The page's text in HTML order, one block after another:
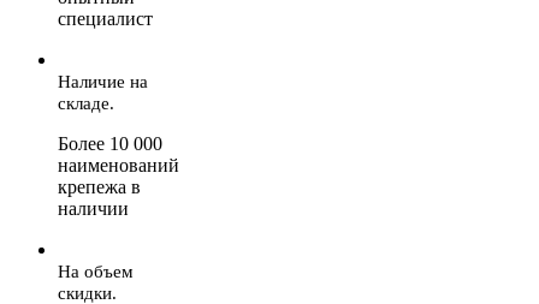
специалист
Наличие на
складе.
Более 10 000
наименований
крепежа в
наличии
На объем
скидки.